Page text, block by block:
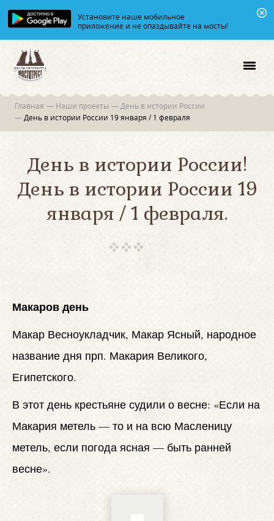
Установите наше мобильное
приложение и не опаздывайте на мосты!
Главная — Наши проекты — День в истории России
— День в истории России 19 января / 1 февраля
День в истории России!
День в истории России 19
января / 1 февраля.
Макаров день
Макар Весноукладчик, Макар Ясный, народное
название дня прп. Макария Великого,
Египетского.
В этот день крестьяне судили о весне: «Если на
Макария метель — то и на всю Масленицу
метель, если погода ясная — быть ранней
весне».